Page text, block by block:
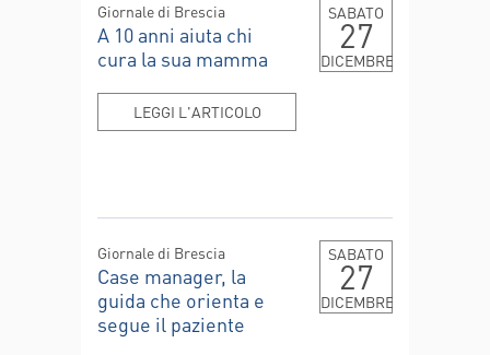
Giornale di Brescia
A 10 anni aiuta chi
cura la sua mamma
LEGGI L'ARTICOLO
SABATO
27
DICEMBRE
Giornale di Brescia
Case manager, la
guida che orienta e
segue il paziente
SABATO
27
DICEMBRE